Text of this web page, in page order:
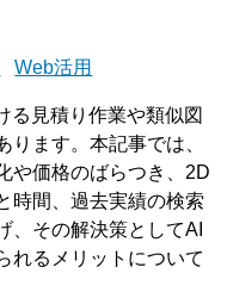
Web活用
る見積り作業や類似図
ます。本記事では、
や価格のばらつき、2D
時間、過去実績の検索
、その解決策としてAI
れるメリットについて